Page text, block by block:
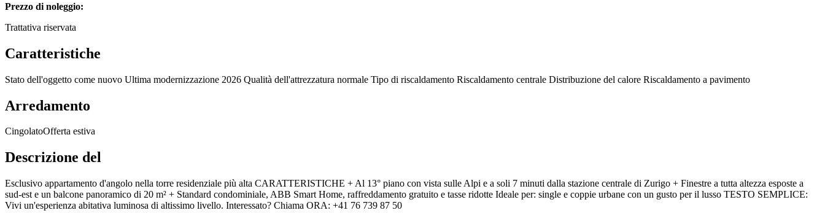
Prezzo di noleggio:
Trattativa riservata
Caratteristiche
Stato dell'oggetto come nuovo Ultima modernizzazione 2026 Qualità dell'attrezzatura normale Tipo di riscaldamento Riscaldamento centrale Distribuzione del calore Riscaldamento a pavimento
Arredamento
CingolatoOfferta estiva
Descrizione del
Esclusivo appartamento d'angolo nella torre residenziale più alta CARATTERISTICHE + Al 13° piano con vista sulle Alpi e a soli 7 minuti dalla stazione centrale di Zurigo + Finestre a tutta altezza esposte a
sud-est e un balcone panoramico di 20 m² + Standard condominiale, ABB Smart Home, raffreddamento gratuito e tasse ridotte Ideale per: single e coppie urbane con un gusto per il lusso TESTO SEMPLICE:
Vivi un'esperienza abitativa luminosa di altissimo livello. Interessato? Chiama ORA: +41 76 739 87 50